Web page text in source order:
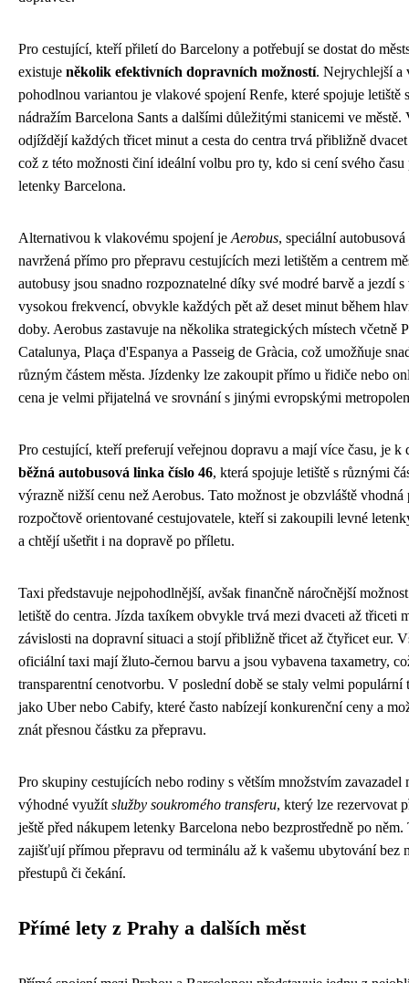
Pro cestující, kteří přiletí do Barcelony a potřebují se dostat do
existuje několik efektivních dopravních možností. Nejrychlejší a
pohodlnou variantou je vlakové spojení Renfe, které spojuje letiště
nádražím Barcelona Sants a dalšími důležitými stanicemi ve městě.
odjíždějí každých třicet minut a cesta do centra trvá přibližně
což z této možnosti činí ideální volbu pro ty, kdo si cení svého času
letenky Barcelona.
Alternativou k vlakovému spojení je Aerobus, speciální
navržená přímo pro přepravu cestujících mezi letištěm a centrem
autobusy jsou snadno rozpoznatelné díky své modré barvě a jezdí
vysokou frekvencí, obvykle každých pět až deset minut během
doby. Aerobus zastavuje na několika strategických místech včetně
Catalunya, Plaça d'Espanya a Passeig de Gràcia, což umožňuje
různým částem města. Jízdenky lze zakoupit přímo u řidiče nebo
cena je velmi přijatelná ve srovnání s jinými evropskými
Pro cestující, kteří preferují veřejnou dopravu a mají více času, je k
běžná autobusová linka číslo 46, která spojuje letiště s různými
výrazně nižší cenu než Aerobus. Tato možnost je obzvláště vhodná
rozpočtově orientované cestujovatele, kteří si zakoupili levné
a chtějí ušetřit i na dopravě po příletu.
Taxi představuje nejpohodlnější, avšak finančně náročnější
letiště do centra. Jízda taxíkem obvykle trvá mezi dvaceti až třiceti
závislosti na dopravní situaci a stojí přibližně třicet až čtyřicet eur.
oficiální taxi mají žluto-černou barvu a jsou vybavena taxametry,
transparentní cenotvorbu. V poslední době se staly velmi populární
jako Uber nebo Cabify, které často nabízejí konkurenční ceny a
znát přesnou částku za přepravu.
Pro skupiny cestujících nebo rodiny s větším množstvím zavazadel
výhodné využít služby soukromého transferu, který lze rezervovat
ještě před nákupem letenky Barcelona nebo bezprostředně po
zajišťují přímou přepravu od terminálu až k vašemu ubytování bez
přestupů či čekání.
Přímé lety z Prahy a dalších měst